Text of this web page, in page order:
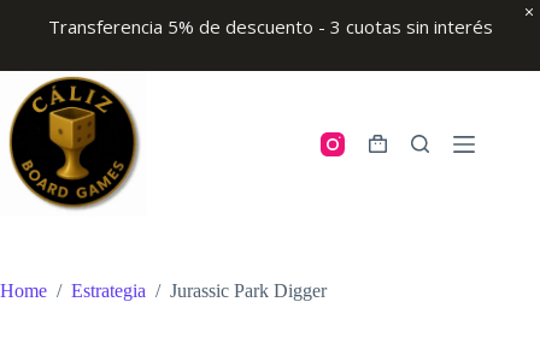
Transferencia 5% de descuento - 3 cuotas sin interés
content
Shopping
Home / Estrategia / Jurassic Park Digger